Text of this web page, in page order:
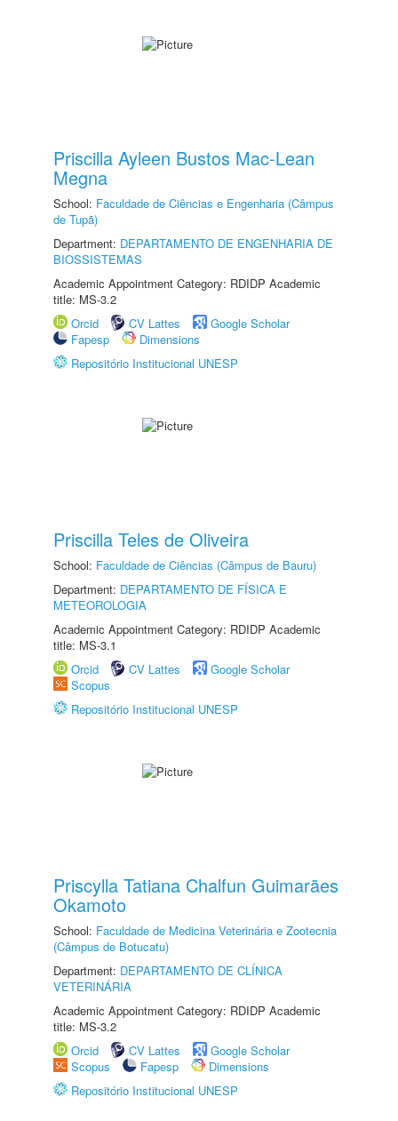
Priscilla Ayleen Bustos Mac-Lean
Megna
School: Faculdade de Ciências e Engenharia (Câmpus
de Tupã)
Department: DEPARTAMENTO DE ENGENHARIA DE
BIOSSISTEMAS
Academic Appointment Category: RDIDP Academic
title: MS-3.2
Orcid
CV Lattes
Google Scholar
Fapesp
Dimensions
Repositório Institucional UNESP
Priscilla Teles de Oliveira
School: Faculdade de Ciências (Câmpus de Bauru)
Department: DEPARTAMENTO DE FÍSICA E
METEOROLOGIA
Academic Appointment Category: RDIDP Academic
title: MS-3.1
Orcid
CV Lattes
Google Scholar
Scopus
Repositório Institucional UNESP
Priscylla Tatiana Chalfun Guimarães
Okamoto
School: Faculdade de Medicina Veterinária e Zootecnia
(Câmpus de Botucatu)
Department: DEPARTAMENTO DE CLÍNICA
VETERINÁRIA
Academic Appointment Category: RDIDP Academic
title: MS-3.2
Orcid
CV Lattes
Google Scholar
Scopus
Fapesp
Dimensions
Repositório Institucional UNESP